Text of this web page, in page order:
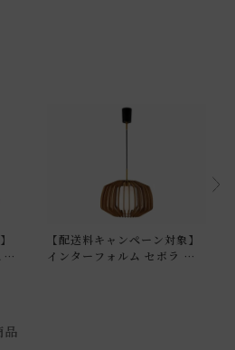
玄関前での引渡しとなります。
いましたら、お気軽にお問い合
【配送料キャンペーン対象】
インターフォルム セボラ ペ
品